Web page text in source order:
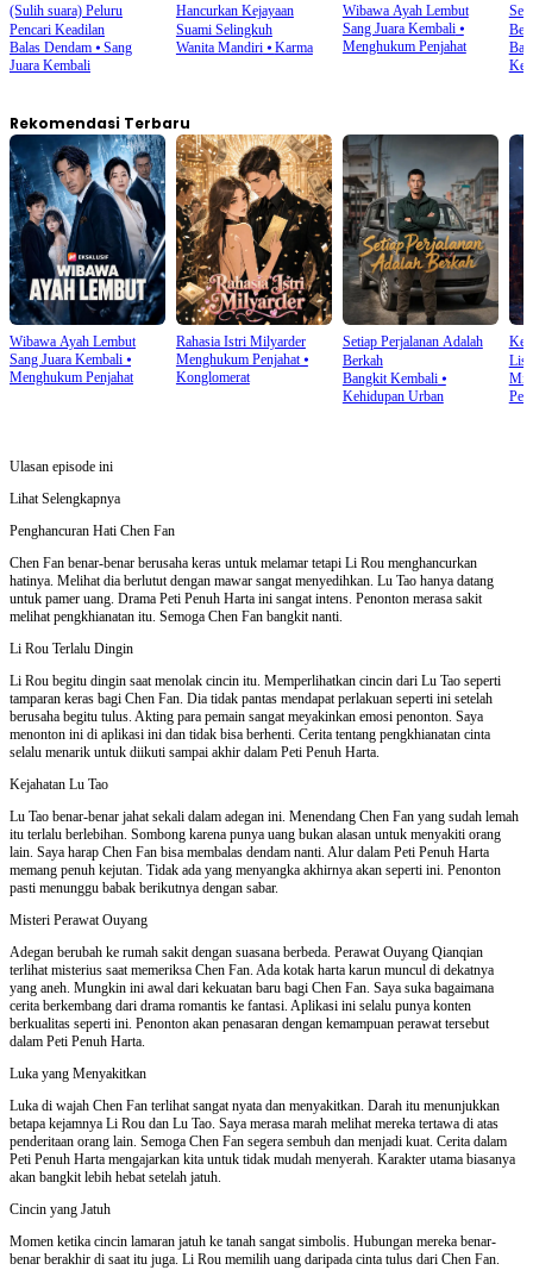
(Sulih suara) Peluru
Pencari Keadilan
Balas Dendam ⦁ Sang
Juara Kembali
Hancurkan Kejayaan
Suami Selingkuh
Wanita Mandiri⦁ Karma
Wibawa Ayah Lembut
Sang Juara Kembali⦁
Menghukum Penjahat
Rekomendasi Terbaru
Wibawa Ayah Lembut
Sang Juara Kembali ⦁
Menghukum Penjahat
Rahasia Istri Milyarder
Menghukum Penjahat⦁
Konglomerat
Setiap Perjalanan Adalah
Berkah
Bangkit Kembali⦁
Kehidupan Urban
Ulasan episode ini
Lihat Selengkapnya
Penghancuran Hati Chen Fan
Chen Fan benar-benar berusaha keras untuk melamar tetapi Li Rou menghancurkan
hatinya. Melihat dia berlutut dengan mawar sangat menyedihkan. Lu Tao hanya datang
untuk pamer uang. Drama Peti Penuh Harta ini sangat intens. Penonton merasa sakit
melihat pengkhianatan itu. Semoga Chen Fan bangkit nanti.
Li Rou Terlalu Dingin
Li Rou begitu dingin saat menolak cincin itu. Memperlihatkan cincin dari Lu Tao seperti
tamparan keras bagi Chen Fan. Dia tidak pantas mendapat perlakuan seperti ini setelah
berusaha begitu tulus. Akting para pemain sangat meyakinkan emosi penonton. Saya
menonton ini di aplikasi ini dan tidak bisa berhenti. Cerita tentang pengkhianatan cinta
selalu menarik untuk diikuti sampai akhir dalam Peti Penuh Harta.
Kejahatan Lu Tao
Lu Tao benar-benar jahat sekali dalam adegan ini. Menendang Chen Fan yang sudah lemah
itu terlalu berlebihan. Sombong karena punya uang bukan alasan untuk menyakiti orang
lain. Saya harap Chen Fan bisa membalas dendam nanti. Alur dalam Peti Penuh Harta
memang penuh kejutan. Tidak ada yang menyangka akhirnya akan seperti ini. Penonton
pasti menunggu babak berikutnya dengan sabar.
Misteri Perawat Ouyang
Adegan berubah ke rumah sakit dengan suasana berbeda. Perawat Ouyang Qianqian
terlihat misterius saat memeriksa Chen Fan. Ada kotak harta karun muncul di dekatnya
yang aneh. Mungkin ini awal dari kekuatan baru bagi Chen Fan. Saya suka bagaimana
cerita berkembang dari drama romantis ke fantasi. Aplikasi ini selalu punya konten
berkualitas seperti ini. Penonton akan penasaran dengan kemampuan perawat tersebut
dalam Peti Penuh Harta.
Luka yang Menyakitkan
Luka di wajah Chen Fan terlihat sangat nyata dan menyakitkan. Darah itu menunjukkan
betapa kejamnya Li Rou dan Lu Tao. Saya merasa marah melihat mereka tertawa di atas
penderitaan orang lain. Semoga Chen Fan segera sembuh dan menjadi kuat. Cerita dalam
Peti Penuh Harta mengajarkan kita untuk tidak mudah menyerah. Karakter utama biasanya
akan bangkit lebih hebat setelah jatuh.
Cincin yang Jatuh
Momen ketika cincin lamaran jatuh ke tanah sangat simbolis. Hubungan mereka benar-
benar berakhir di saat itu juga. Li Rou memilih uang daripada cinta tulus dari Chen Fan.